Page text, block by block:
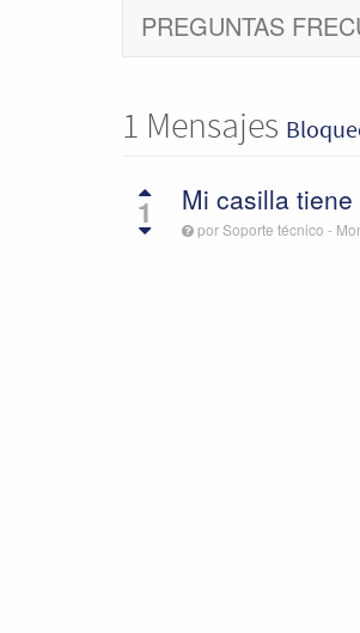
PREGUNTAS
1 Mensajes
1 Mi casilla
porSoporte técnico -